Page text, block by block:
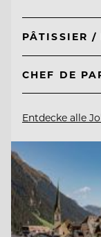
PÂTISSIER /
CHEF DE
Entdecke alle